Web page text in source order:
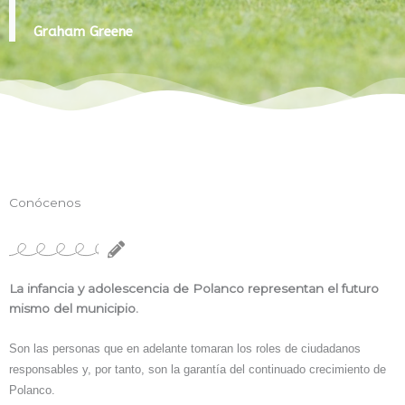
Graham Greene
Conócenos
La infancia y adolescencia de Polanco representan el futuro
mismo del municipio.
Son las personas que en adelante tomaran los roles de ciudadanos
responsables y, por tanto, son la garantía del continuado crecimiento de
Polanco.